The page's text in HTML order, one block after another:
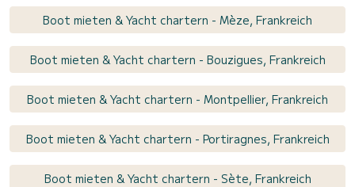
Boot mieten & Yacht chartern - Mèze, Frankreich
Boot mieten & Yacht chartern - Bouzigues, Frankreich
Boot mieten & Yacht chartern - Montpellier, Frankreich
Boot mieten & Yacht chartern - Portiragnes, Frankreich
Boot mieten & Yacht chartern - Sète, Frankreich